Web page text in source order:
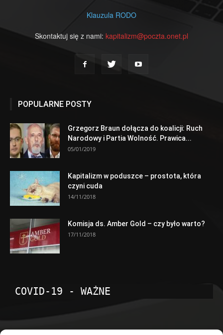
Klauzula RODO
Skontaktuj się z nami: kapitalizm@poczta.onet.pl
POPULARNE POSTY
Grzegorz Braun dołącza do koalicji: Ruch
Narodowy i Partia Wolność. Prawica...
05/01/2019
Kapitalizm w poduszce – prostota, która
czyni cuda
14/11/2018
Komisja ds. Amber Gold – czy było warto?
17/11/2018
COVID-19 - WAŻNE